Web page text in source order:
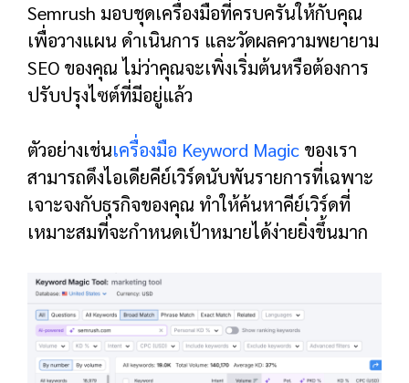
Semrush มอบชุดเครื่องมือที่ครบครันให้กับคุณ
เพื่อวางแผน ดำเนินการ และวัดผลความพยายาม
SEO ของคุณ ไม่ว่าคุณจะเพิ่งเริ่มต้นหรือต้องการ
ปรับปรุงไซต์ที่มีอยู่แล้ว
ตัวอย่างเช่นเครื่องมือ Keyword Magic ของเรา
สามารถดึงไอเดียคีย์เวิร์ดนับพันรายการที่เฉพาะ
เจาะจงกับธุรกิจของคุณ ทำให้ค้นหาคีย์เวิร์ดที่
เหมาะสมที่จะกำหนดเป้าหมายได้ง่ายยิ่งขึ้นมาก